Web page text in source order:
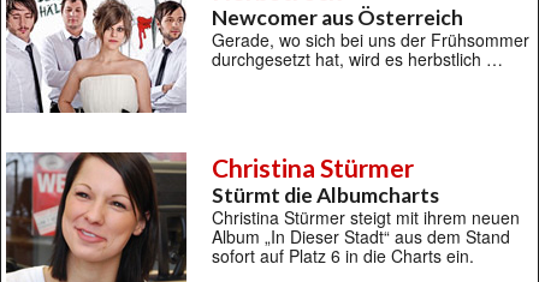
Newcomer aus Österreich
Gerade, wo sich bei uns der Frühsommer
durchgesetzt hat, wird es herbstlich …
Christina Stürmer
Stürmt die Albumcharts
Christina Stürmer steigt mit ihrem neuen
Album „In Dieser Stadt“ aus dem Stand
sofort auf Platz 6 in die Charts ein.